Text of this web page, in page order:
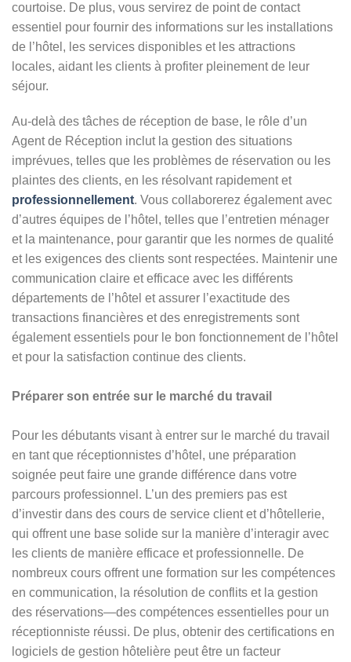
courtoise. De plus, vous servirez de point de contact
essentiel pour fournir des informations sur les installations
de l’hôtel, les services disponibles et les attractions
locales, aidant les clients à profiter pleinement de leur
séjour.
Au-delà des tâches de réception de base, le rôle d’un
Agent de Réception inclut la gestion des situations
imprévues, telles que les problèmes de réservation ou les
plaintes des clients, en les résolvant rapidement et
professionnellement. Vous collaborerez également avec
d’autres équipes de l’hôtel, telles que l’entretien ménager
et la maintenance, pour garantir que les normes de qualité
et les exigences des clients sont respectées. Maintenir une
communication claire et efficace avec les différents
départements de l’hôtel et assurer l’exactitude des
transactions financières et des enregistrements sont
également essentiels pour le bon fonctionnement de l’hôtel
et pour la satisfaction continue des clients.
Préparer son entrée sur le marché du travail
Pour les débutants visant à entrer sur le marché du travail
en tant que réceptionnistes d’hôtel, une préparation
soignée peut faire une grande différence dans votre
parcours professionnel. L’un des premiers pas est
d’investir dans des cours de service client et d’hôtellerie,
qui offrent une base solide sur la manière d’interagir avec
les clients de manière efficace et professionnelle. De
nombreux cours offrent une formation sur les compétences
en communication, la résolution de conflits et la gestion
des réservations—des compétences essentielles pour un
réceptionniste réussi. De plus, obtenir des certifications en
logiciels de gestion hôtelière peut être un facteur